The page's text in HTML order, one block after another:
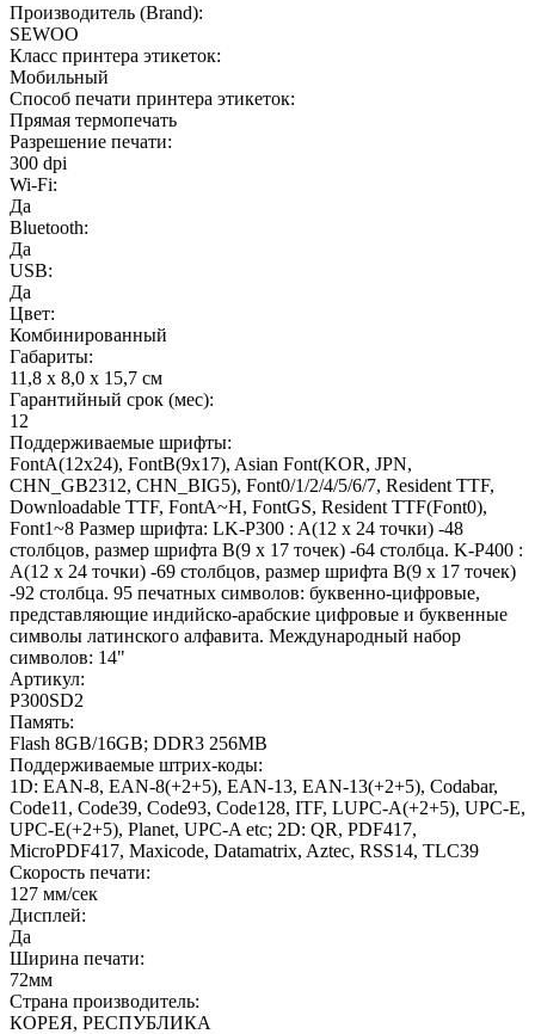
Производитель (Brand):
SEWOO
Класс принтера этикеток:
Мобильный
Способ печати принтера этикеток:
Прямая термопечать
Разрешение печати:
300 dpi
Wi-Fi:
Да
Bluetooth:
Да
USB:
Да
Цвет:
Комбинированный
Габариты:
11,8 х 8,0 х 15,7 см
Гарантийный срок (мес):
12
Поддерживаемые шрифты:
FontA(12x24), FontB(9x17), Asian Font(KOR, JPN,
CHN_GB2312, CHN_BIG5), Font0/1/2/4/5/6/7, Resident TTF,
Downloadable TTF, FontA~H, FontGS, Resident TTF(Font0),
Font1~8 Размер шрифта: LK-P300 : A(12 x 24 точки) -48
столбцов, размер шрифта B(9 x 17 точек) -64 столбца. K-P400 :
A(12 x 24 точки) -69 столбцов, размер шрифта B(9 x 17 точек)
-92 столбца. 95 печатных символов: буквенно-цифровые,
представляющие индийско-арабские цифровые и буквенные
символы латинского алфавита. Международный набор
символов: 14"
Артикул:
P300SD2
Память:
Flash 8GB/16GB; DDR3 256MB
Поддерживаемые штрих-коды:
1D: EAN-8, EAN-8(+2+5), EAN-13, EAN-13(+2+5), Codabar,
Code11, Code39, Code93, Code128, ITF, LUPC-A(+2+5), UPC-E,
UPC-E(+2+5), Planet, UPC-A etc; 2D: QR, PDF417,
MicroPDF417, Maxicode, Datamatrix, Aztec, RSS14, TLC39
Скорость печати:
127 мм/сек
Дисплей:
Да
Ширина печати:
72мм
Страна производитель:
КОРЕЯ, РЕСПУБЛИКА